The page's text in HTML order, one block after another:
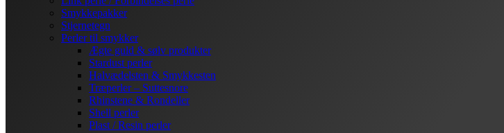
Smykkepakker
Stjernetegn
Perler til smykker
Ægte guld & sølv produkter
Stardust perler
Halvædelsten & Smykkesten
Træperler – Suttesnore
Rhinstene & Rondeller
Shell perler
Plast / Resin perler